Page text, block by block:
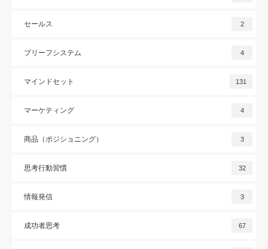
セールス 2
ブリーフシステム 4
マインドセット 131
マーケティング 4
商品（ポジショニング） 3
思考行動習慣 32
情報発信 3
成功者思考 67